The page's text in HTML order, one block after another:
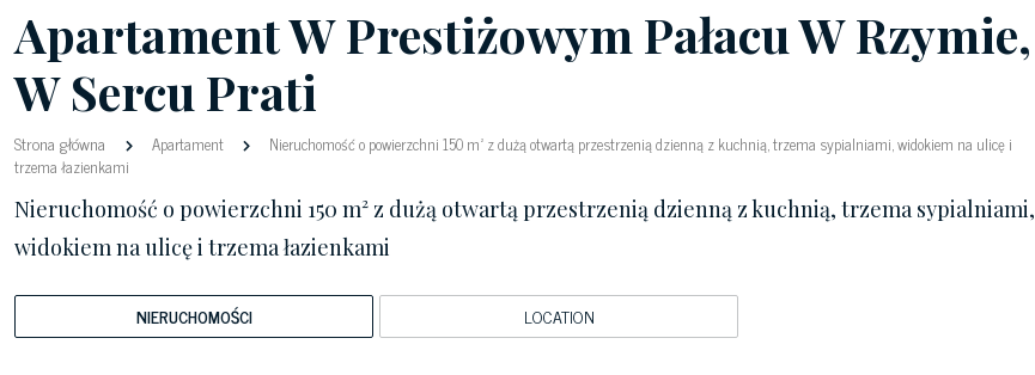
Apartament W Prestiżowym Pałacu W Rzymie,
W Sercu Prati
Strona główna Apartament
Nieruchomość o powierzchni 150 m² z dużą otwartą przestrzenią dzienną z kuchnią, trzema sypialniami, widokiem na ulicę i
trzema łazienkami
Nieruchomość o powierzchni 150 m² z dużą otwartą przestrzenią dzienną z kuchnią, trzema sypialniami,
widokiem na ulicę i trzema łazienkami
NIERUCHOMOŚCI LOCATION